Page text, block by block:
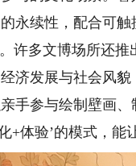
永续性，配合可
许多文博场所还
济发展与社会风
手参与绘制壁画
体验’的模式，能